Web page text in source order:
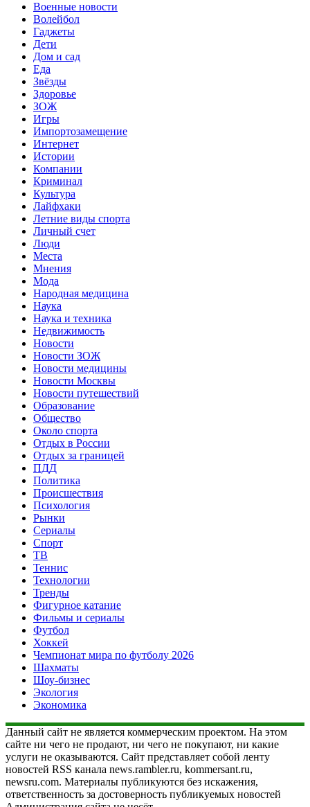
Военные новости
Волейбол
Гаджеты
Дети
Дом и сад
Еда
Звёзды
Здоровье
ЗОЖ
Игры
Импортозамещение
Интернет
Истории
Компании
Криминал
Культура
Лайфхаки
Летние виды спорта
Личный счет
Люди
Места
Мнения
Мода
Народная медицина
Наука
Наука и техника
Недвижимость
Новости
Новости ЗОЖ
Новости медицины
Новости Москвы
Новости путешествий
Образование
Общество
Около спорта
Отдых в России
Отдых за границей
ПДД
Политика
Происшествия
Психология
Рынки
Сериалы
Спорт
ТВ
Теннис
Технологии
Тренды
Фигурное катание
Фильмы и сериалы
Футбол
Хоккей
Чемпионат мира по футболу 2026
Шахматы
Шоу-бизнес
Экология
Экономика
Данный сайт не является коммерческим проектом. На этом
сайте ни чего не продают, ни чего не покупают, ни какие
услуги не оказываются. Сайт представляет собой ленту
новостей RSS канала news.rambler.ru, kommersant.ru,
newsru.com. Материалы публикуются без искажения,
ответственность за достоверность публикуемых новостей